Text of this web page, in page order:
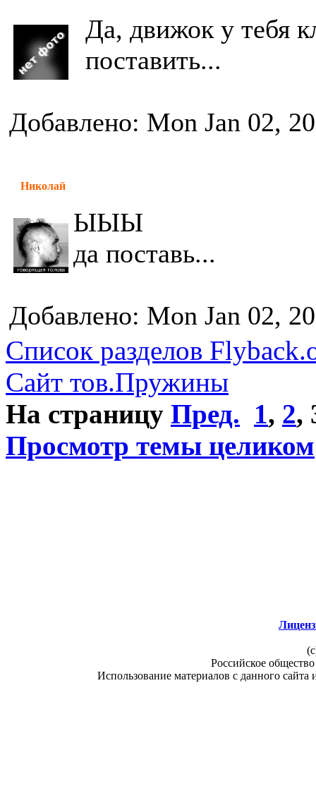
Да, движок у тебя
поставить...
Добавлено: Mon Jan 02,
Николай
ЫЫЫ
да поставь...
Добавлено: Mon Jan 02,
Список разделов
Сайт тов.Пружины
На страницу Пред. 1, 2,
Просмотр темы целиком
Российское
Использование материалов с данного